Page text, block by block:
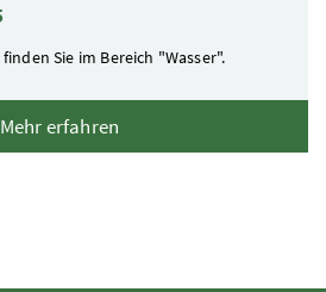
Sie im Bereich "Wasser".
Mehr erfahren